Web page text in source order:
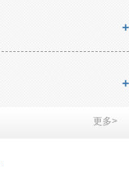
+
+
更多>